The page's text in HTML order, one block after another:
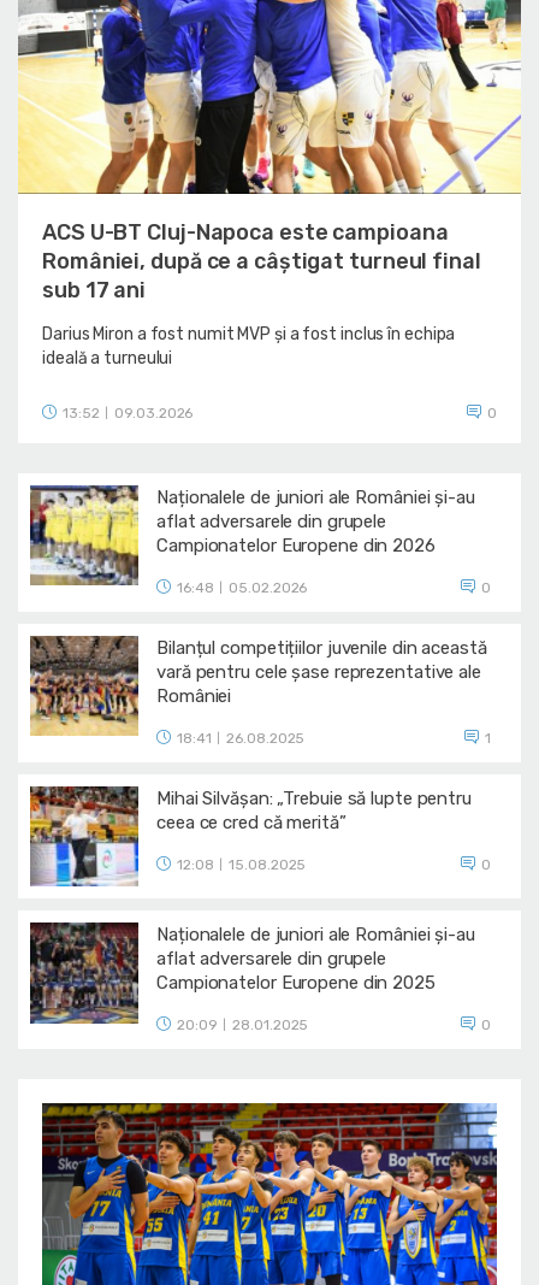
ACS U-BT Cluj-Napoca este campioana
României, după ce a câștigat turneul final
sub 17 ani
Darius Miron a fost numit MVP și a fost inclus în echipa
ideală a turneului
13:52 09.03.2026 0
Naționalele de juniori ale României și-au
aflat adversarele din grupele
Campionatelor Europene din 2026
16:48 05.02.2026 0
Bilanțul competițiilor juvenile din această
vară pentru cele șase reprezentative ale
României
18:41 26.08.2025 1
Mihai Silvășan: „Trebuie să lupte pentru
ceea ce cred că merită”
12:08 15.08.2025 0
Naționalele de juniori ale României și-au
aflat adversarele din grupele
Campionatelor Europene din 2025
20:09 28.01.2025 0